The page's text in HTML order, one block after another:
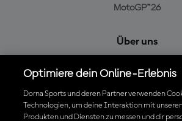
MotoGP™26
Über uns
Cookie-Richtlinien
Optimiere dein Online-Erlebnis
Dorna Sports und deren Partner verwenden
Technologien, um deine Interaktion mit
Produkten und Diensten zu messen und dir